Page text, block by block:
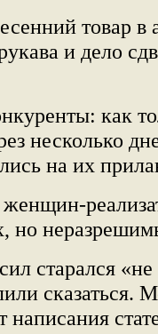
товар в
и дело
как
несколько
на их
но
старался «не
сказаться.
написания